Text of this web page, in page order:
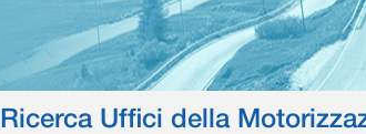
Ricerca Uffici della